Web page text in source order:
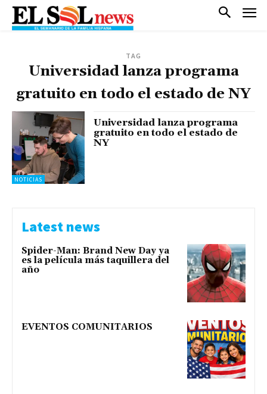
TAG
Universidad lanza programa
gratuito en todo el estado de NY
NOTICIAS
Universidad lanza programa
gratuito en todo el estado de
NY
Latest news
Spider-Man: Brand New Day ya
es la película más taquillera del
año
EVENTOS COMUNITARIOS